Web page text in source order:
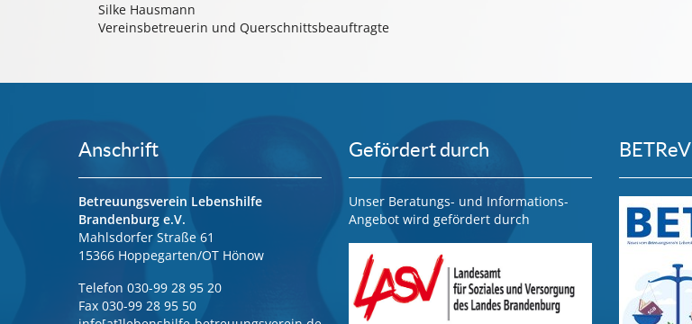
Silke Hausmann
Vereinsbetreuerin und Querschnittsbeauftragte
Anschrift
Betreuungsverein Lebenshilfe
Brandenburg e.V.
Mahlsdorfer Straße 61
15366 Hoppegarten/OT Hönow
Telefon 030-99 28 95 20
Fax 030-99 28 95 50
Gefördert durch
Unser Beratungs- und Informations-
Angebot wird gefördert durch
BETReV